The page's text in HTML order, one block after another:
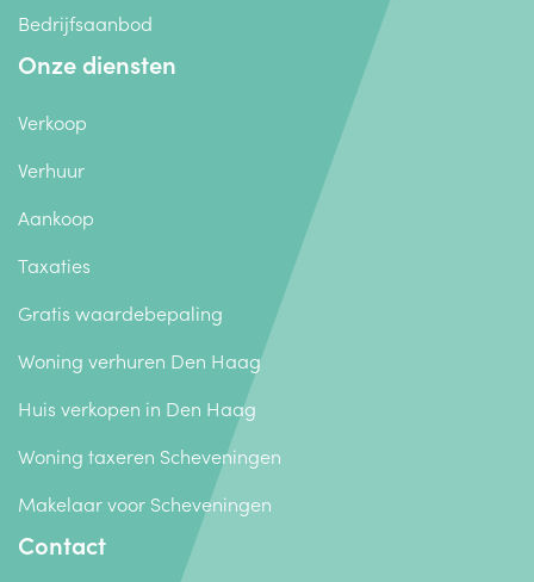
Bedrijfsaanbod
Onze diensten
Verkoop
Verhuur
Aankoop
Taxaties
Gratis waardebepaling
Woning verhuren Den Haag
Huis verkopen in Den Haag
Woning taxeren Scheveningen
Makelaar voor Scheveningen
Contact